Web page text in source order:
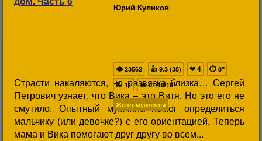
Юрий Куликов
Страсти накаляются, но развязка близка… Сергей
Петрович узнает, что Вика – это Витя. Но это его не
смутило. Опытный мужчина помог определиться
мальчику (или девочке?) с его ориентацией. Теперь
мама и Вика помогают друг другу во всем...
👁23562 👍 9.3 (35) ❤4 ⏱ 8"
📝 11 📅01/10/10
Жено-мужчины